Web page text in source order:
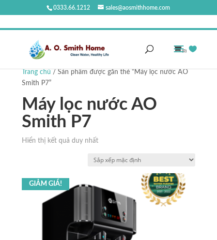
0333.66.1212 sales@aosmithhome.com
(0)
Trang chủ / Sản phẩm được gắn thẻ “Máy lọc nước AO
Smith P7”
Máy lọc nước AO
Smith P7
Hiển thị kết quả duy nhất
GIẢM GIÁ!